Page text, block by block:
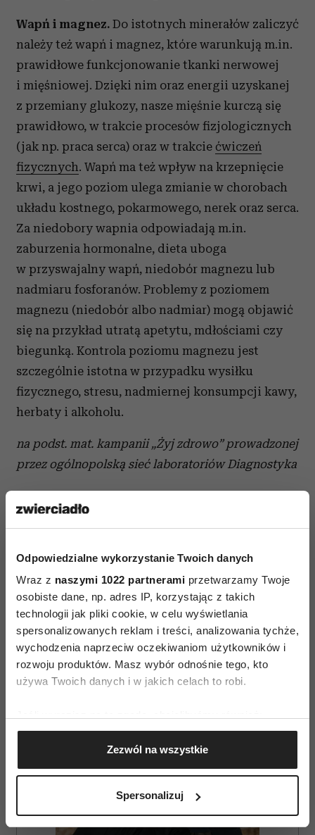
Odpowiedzialne wykorzystanie Twoich danych
Wraz z naszymi 1022 partnerami przetwarzamy Twoje
osobiste dane, np. adres IP, korzystając z takich
technologii jak pliki cookie, w celu wyświetlania
spersonalizowanych reklam i treści, analizowania tychże,
wychodzenia naprzeciw oczekiwaniom użytkowników i
rozwoju produktów. Masz wybór odnośnie tego, kto
używa Twoich danych i w jakich celach to robi.
Gromadzić dane dotyczące Twojej lokalizacji
geograficznej z dokładnością nawet do kilku metrów
Identyfikować Twoje urządzenie, aktywnie
(fingerprinting, czyli wirtualny odcisk palca)
Zezwól na wszystkie
Spersonalizuj
Wapń i magnez. Do istotnych minerałów zaliczyć
należy też wapń i magnez, które warunkują m.in.
prawidłowe funkcjonowanie tkanki nerwowej
i mięśniowej. Dzięki nim oraz energii uzyskanej
z przemiany glukozy, nasze mięśnie kurczą się
prawidłowo, w trakcie procesów fizjologicznych
(jak np. praca serca) oraz w trakcie ćwiczeń
fizycznych. Wapń ma też wpływ na krzepnięcie
krwi, a jego poziom ulega zmianie w chorobach
układu kostnego, pokarmowego, nerek oraz serca.
Za niedobory wapnia odpowiadają m.in.
zaburzenia hormonalne, dieta uboga
w przyswajalny wapń, niedobór magnezu lub
nadmiaru fosforanów. Problemy z poziomem
magnezu (niedobór albo nadmiar) mogą objawić
się na przykład utratą apetytu, mdłościami czy
biegunką. Kontrola poziomu magnezu jest
szczególnie istotna w przypadku wysiłku
fizycznego, stresu, nadmiernej konsumpcji kawy,
herbaty i alkoholu.
na podst. mat. kampanii „Żyj zdrowo” prowadzonej
przez ogólnopolską sieć laboratoriów Diagnostyka
AUTOPROMOCJA